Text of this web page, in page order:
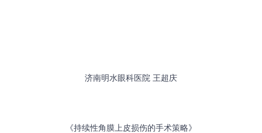
济南明水眼科医院 王超庆
《持续性角膜上皮损伤的手术策略》